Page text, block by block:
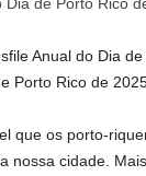
Anual do Dia de
Porto Rico de
que os porto-
nossa cidade. Mais